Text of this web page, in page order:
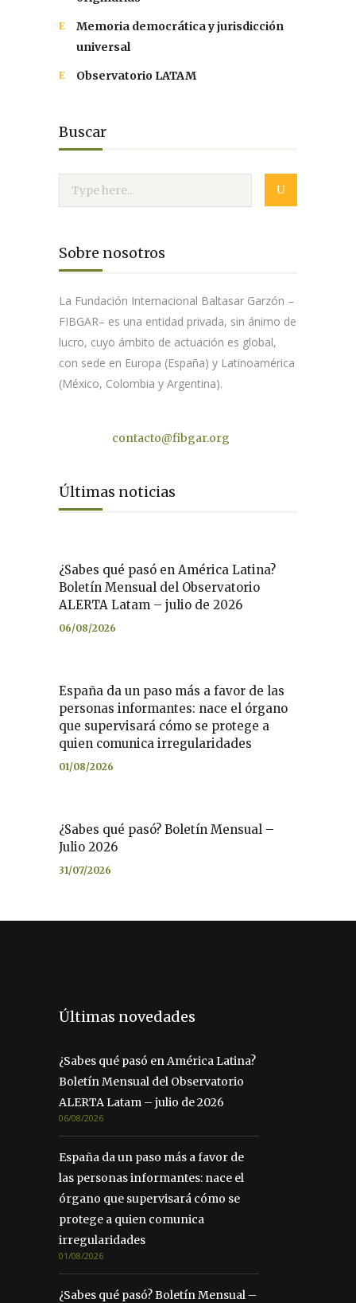
Memoria democrática y jurisdicción
universal
Observatorio LATAM
Buscar
Sobre nosotros
La Fundación Internacional Baltasar Garzón –
FIBGAR– es una entidad privada, sin ánimo de
lucro, cuyo ámbito de actuación es global,
con sede en Europa (España) y Latinoamérica
(México, Colombia y Argentina).
contacto@fibgar.org
Últimas noticias
¿Sabes qué pasó en América Latina?
Boletín Mensual del Observatorio
ALERTA Latam – julio de 2026
06/08/2026
España da un paso más a favor de las
personas informantes: nace el órgano
que supervisará cómo se protege a
quien comunica irregularidades
01/08/2026
¿Sabes qué pasó? Boletín Mensual –
Julio 2026
31/07/2026
Últimas novedades
¿Sabes qué pasó en América Latina?
Boletín Mensual del Observatorio
ALERTA Latam – julio de 2026
06/08/2026
España da un paso más a favor de
las personas informantes: nace el
órgano que supervisará cómo se
protege a quien comunica
irregularidades
01/08/2026
¿Sabes qué pasó? Boletín Mensual –